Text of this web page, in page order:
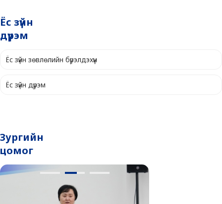
Ёс зүйн
дүрэм
Ёс зүйн зөвлөлийн бүрэлдэхүүн
Ёс зүйн дүрэм
Зургийн
цомог